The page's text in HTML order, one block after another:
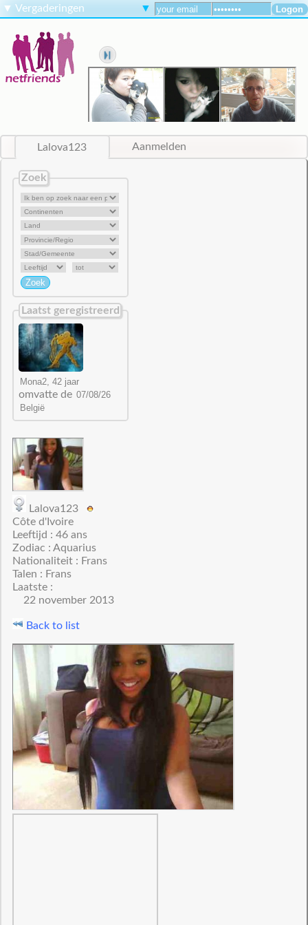
▼ Vergaderingen ▼
Lalova123 Aanmelden
Zoek
Laatst geregistreerd
omvatte de
Lalova123
Côte d'Ivoire
Leeftijd : 46 ans
Zodiac : Aquarius
Nationaliteit : Frans
Talen : Frans
Laatste :
22 november 2013
Back to list